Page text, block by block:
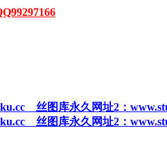
丝图库永久网址2：
丝图库永久网址2：